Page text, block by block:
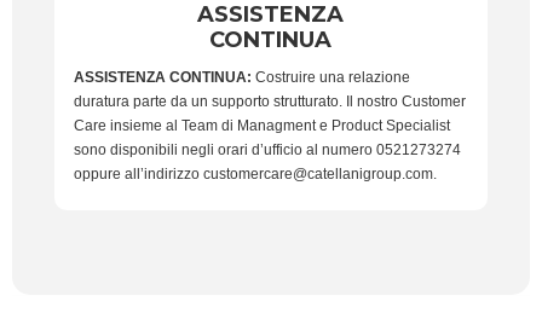
ASSISTENZA
CONTINUA
ASSISTENZA CONTINUA: Costruire una relazione
duratura parte da un supporto strutturato. Il nostro Customer
Care insieme al Team di Managment e Product Specialist
sono disponibili negli orari d’ufficio al numero 0521273274
oppure all’indirizzo customercare@catellanigroup.com.